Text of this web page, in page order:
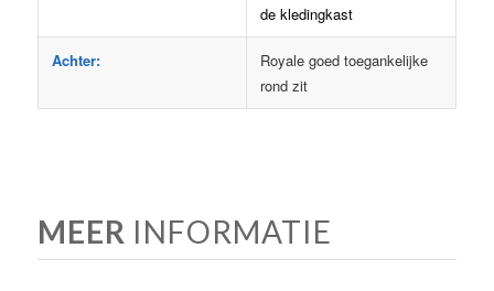
de kledingkast
Achter:
Royale goed toegankelijke
rond zit
MEER INFORMATIE